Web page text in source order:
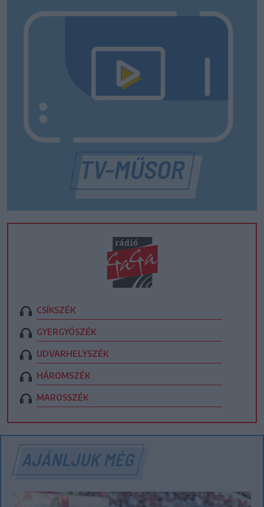
CSÍKSZÉK
GYERGYÓSZÉK
UDVARHELYSZÉK
HÁROMSZÉK
MAROSSZÉK
AJÁNLJUK MÉG